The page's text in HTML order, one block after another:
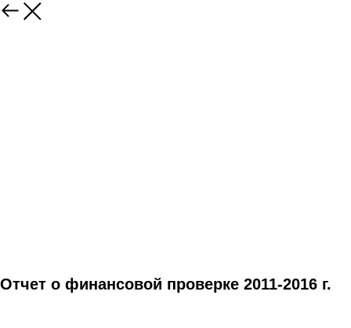
Отчет о финансовой проверке 2011-2016 г.